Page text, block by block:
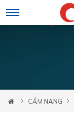
CẨM NANG